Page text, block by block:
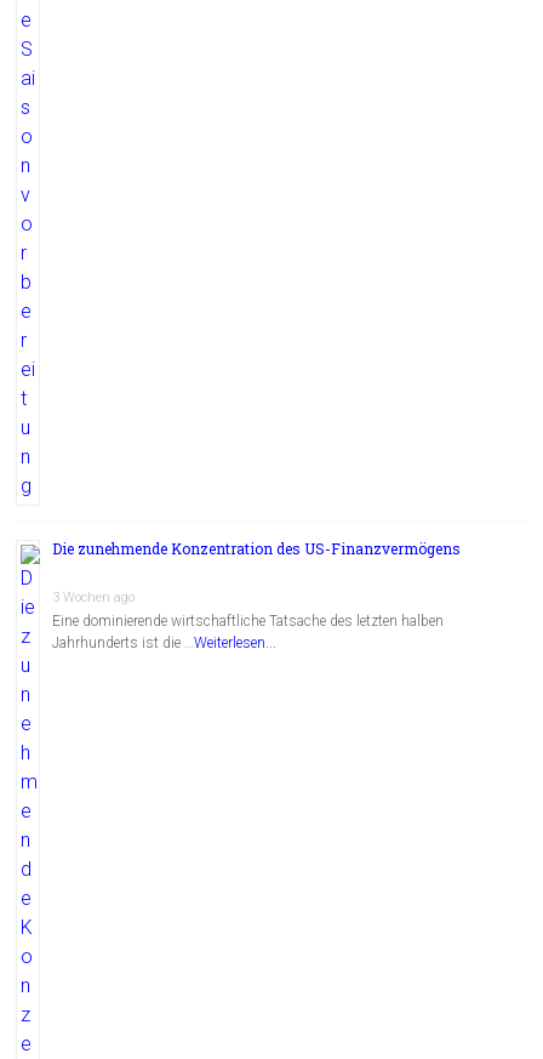
Die zunehmende Konzentration des US-Finanzvermögens
3 Wochen ago
Eine dominierende wirtschaftliche Tatsache des letzten halben
Jahrhunderts ist die …Weiterlesen...